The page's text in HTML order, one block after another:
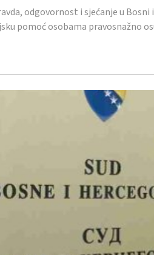
odgovornost i sjećanje u
pomoć osobama pravosnažno